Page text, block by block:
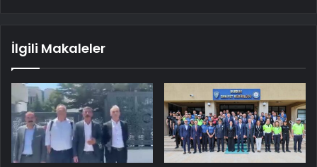
İlgili Makaleler